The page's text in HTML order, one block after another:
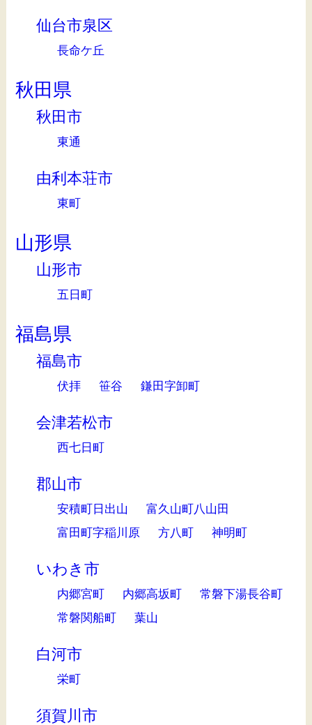
仙台市泉区
長命ケ丘
秋田県
秋田市
東通
由利本荘市
東町
山形県
山形市
五日町
福島県
福島市
伏拝 笹谷 鎌田字卸町
会津若松市
西七日町
郡山市
安積町日出山
富久山町八山田
富田町字稲川原
方八町 神明町
いわき市
内郷宮町 内郷高坂町
常磐下湯長谷町
常磐関船町
葉山
白河市
栄町
須賀川市